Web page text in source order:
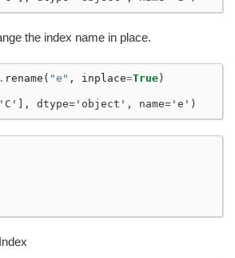
the index name in place.
. rename ( "e" , inplace=True )
dtype='object', name='e')